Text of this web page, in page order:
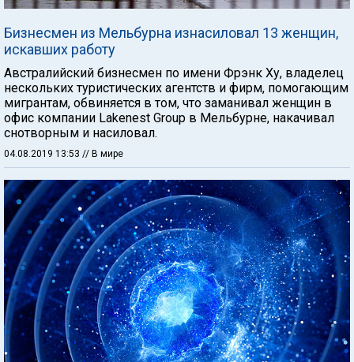
Бизнесмен из Мельбурна изнасиловал 13 женщин,
искавших работу
Австралийский бизнесмен по имени Фрэнк Ху, владелец
нескольких туристических агентств и фирм, помогающим
мигрантам, обвиняется в том, что заманивал женщин в
офис компании Lakenest Group в Мельбурне, накачивал
снотворным и насиловал.
04.08.2019 13:53 // В мире